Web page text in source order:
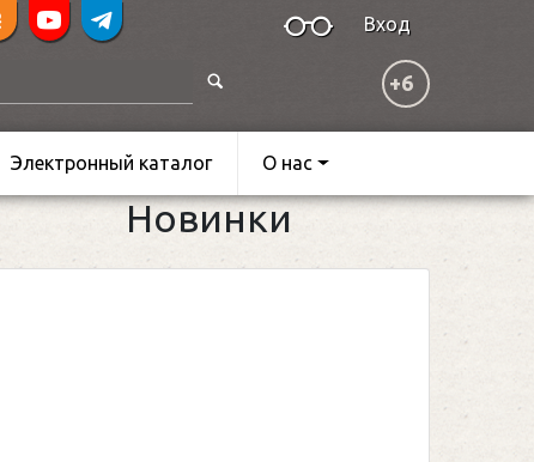
Вход
+6
Электронный каталог О нас
Новинки